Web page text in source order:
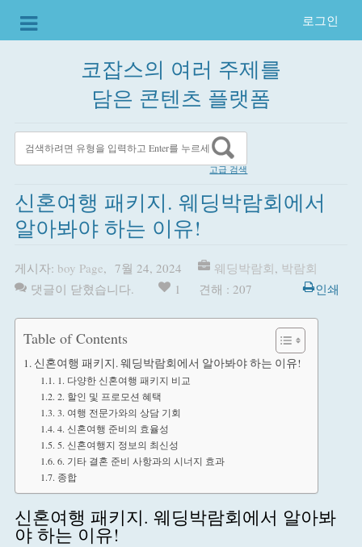
로그인
코잡스의 여러 주제를
담은 콘텐츠 플랫폼
고급 검색
신혼여행 패키지. 웨딩박람회에서
알아봐야 하는 이유!
게시자: boy Page, 7월 24, 2024 웨딩박람회, 박람회
댓글이 닫혔습니다.
1 견해 : 207 인쇄
Table of Contents
신혼여행 패키지. 웨딩박람회에서 알아봐야 하는 이유!
1. 다양한 신혼여행 패키지 비교
2. 할인 및 프로모션 혜택
3. 여행 전문가와의 상담 기회
4. 신혼여행 준비의 효율성
5. 신혼여행지 정보의 최신성
6. 기타 결혼 준비 사항과의 시너지 효과
종합
신혼여행 패키지. 웨딩박람회에서 알아봐
야 하는 이유!